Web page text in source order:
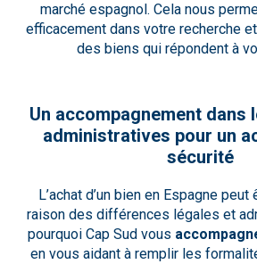
marché espagnol. Cela nous
efficacement dans votre recherche
des biens qui répondent à
Un accompagnement dans
administratives pour un
sécurité
L’achat d’un bien en Espagne
raison des différences légales et
pourquoi Cap Sud vous
en vous aidant à remplir les